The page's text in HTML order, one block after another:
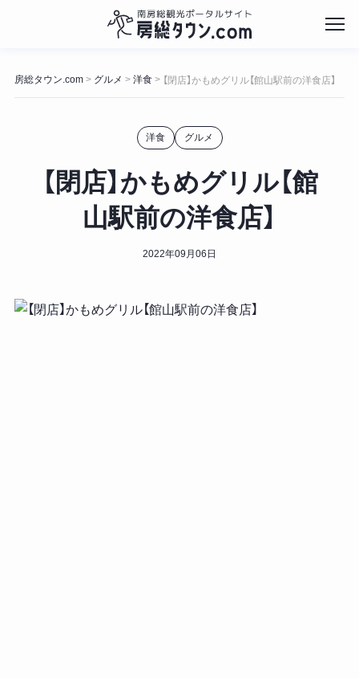
ン
テ
房総タウン.com> グルメ > 洋食> 【閉店】かもめグリル【館山駅前の洋食店】
洋食 グルメ
【閉店】かもめグリル【館
山駅前の洋食店】
2022年09月06日